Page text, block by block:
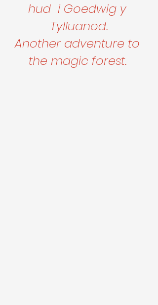
hud  i Goedwig y
Tylluanod.
Another adventure to
the magic forest.